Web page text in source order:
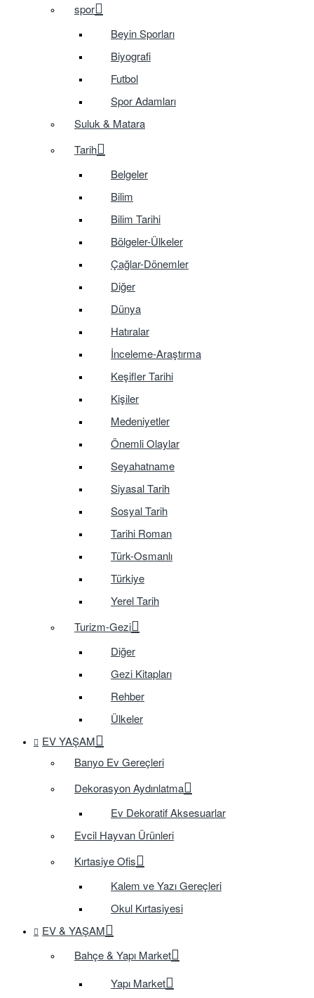
spor
Beyin Sporları
Biyografi
Futbol
Spor Adamları
Suluk & Matara
Tarih
Belgeler
Bilim
Bilim Tarihi
Bölgeler-Ülkeler
Çağlar-Dönemler
Diğer
Dünya
Hatıralar
İnceleme-Araştırma
Keşifler Tarihi
Kişiler
Medeniyetler
Önemli Olaylar
Seyahatname
Siyasal Tarih
Sosyal Tarih
Tarihi Roman
Türk-Osmanlı
Türkiye
Yerel Tarih
Turizm-Gezi
Diğer
Gezi Kitapları
Rehber
Ülkeler
EV YAŞAM
Banyo Ev Gereçleri
Dekorasyon Aydınlatma
Ev Dekoratif Aksesuarlar
Evcil Hayvan Ürünleri
Kırtasiye Ofis
Kalem ve Yazı Gereçleri
Okul Kırtasiyesi
EV & YAŞAM
Bahçe & Yapı Market
Yapı Market